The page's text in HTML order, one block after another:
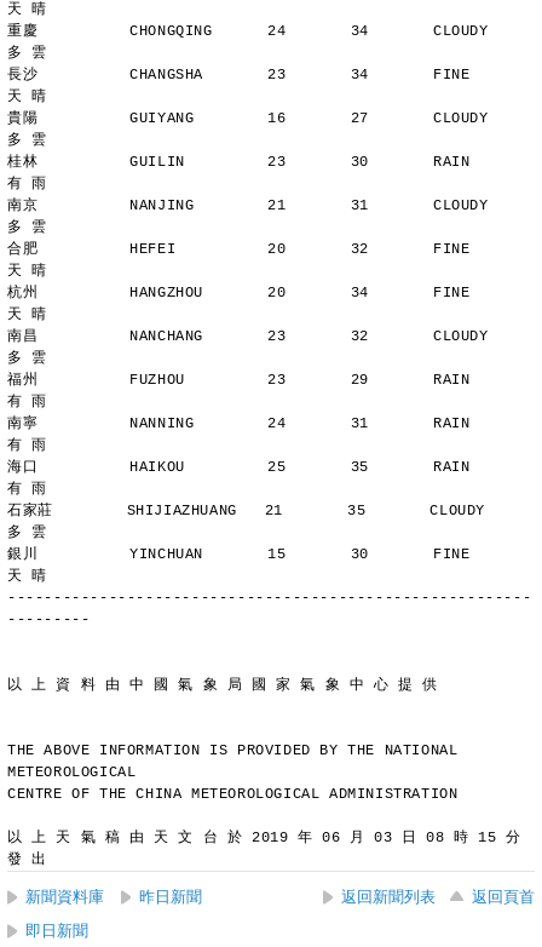
天 晴
重慶          CHONGQING      24       34       CLOUDY
多 雲
長沙          CHANGSHA       23       34       FINE
天 晴
貴陽          GUIYANG        16       27       CLOUDY
多 雲
桂林          GUILIN         23       30       RAIN
有 雨
南京          NANJING        21       31       CLOUDY
多 雲
合肥          HEFEI          20       32       FINE
天 晴
杭州          HANGZHOU       20       34       FINE
天 晴
南昌          NANCHANG       23       32       CLOUDY
多 雲
福州          FUZHOU         23       29       RAIN
有 雨
南寧          NANNING        24       31       RAIN
有 雨
海口          HAIKOU         25       35       RAIN
有 雨
石家莊        SHIJIAZHUANG   21       35       CLOUDY
多 雲
銀川          YINCHUAN       15       30       FINE
天 晴
---------------------------------------------------------
---------
以 上 資 料 由 中 國 氣 象 局 國 家 氣 象 中 心 提 供
THE ABOVE INFORMATION IS PROVIDED BY THE NATIONAL
METEOROLOGICAL
CENTRE OF THE CHINA METEOROLOGICAL ADMINISTRATION
以 上 天 氣 稿 由 天 文 台 於 2019 年 06 月 03 日 08 時 15 分
發 出
新聞資料庫 昨日新聞 返回新聞列表
返回頁首
即日新聞